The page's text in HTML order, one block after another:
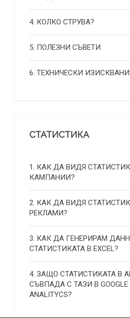
4. КОЛКО СТРУВА?
5. ПОЛЕЗНИ СЪВЕТИ
6. ТЕХНИЧЕСКИ
СТАТИСТИКА
1. КАК ДА ВИДЯ
КАМПАНИИ?
2. КАК ДА ВИДЯ
РЕКЛАМИ?
3. КАК ДА ГЕНЕРИРАМ
СТАТИСТИКАТА В EXCEL?
4. ЗАЩО СТАТИСТИКАТА В
СЪВПАДА С ТАЗИ В GOOGLE
ANALITYCS?